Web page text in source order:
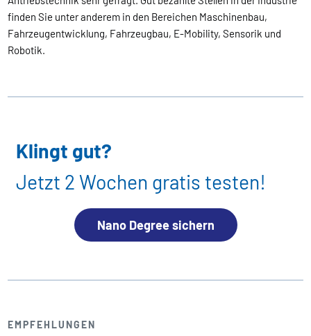
finden Sie unter anderem in den Bereichen Maschinenbau,
Fahrzeugentwicklung, Fahrzeugbau, E-Mobility, Sensorik und
Robotik.
Klingt gut?
Jetzt 2 Wochen gratis testen!
Nano Degree sichern
EMPFEHLUNGEN